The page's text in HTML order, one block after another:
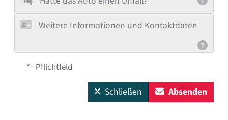
Weitere Informationen und Kontaktdaten
*= Pflichtfeld
Schließen Absenden